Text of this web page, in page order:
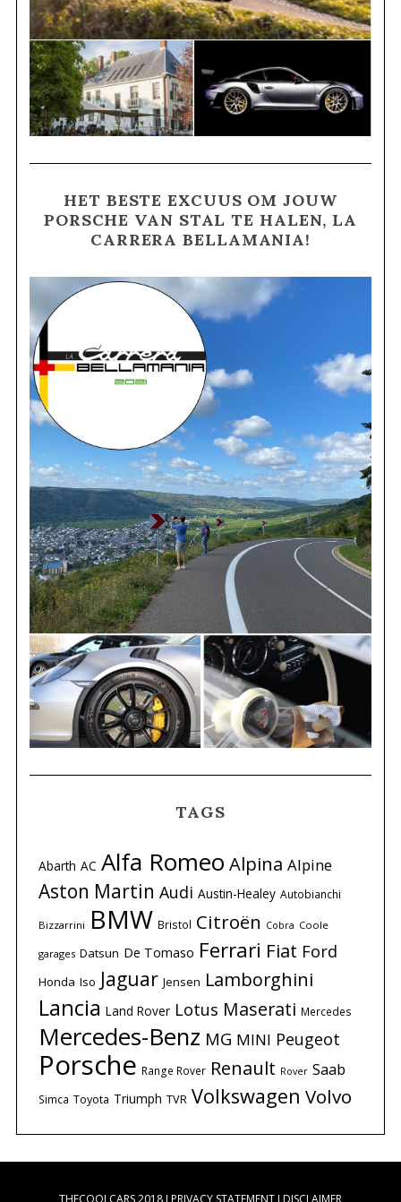
HET BESTE EXCUUS OM JOUW
PORSCHE VAN STAL TE HALEN, LA
CARRERA BELLAMANIA!
TAGS
Abarth AC Alfa Romeo Alpina Alpine
Aston Martin Audi Austin-Healey Autobianchi
Bizzarrini BMW Bristol Citroën Cobra Coole
garages Datsun De Tomaso Ferrari Fiat Ford
Honda Iso Jaguar Jensen Lamborghini
Lancia Land Rover Lotus Maserati Mercedes
Mercedes-Benz MG MINI Peugeot
Porsche Range Rover Renault Rover Saab
Simca Toyota Triumph TVR Volkswagen Volvo
THECOOLCARS 2018 I PRIVACY STATEMENTI DISCLAIMER